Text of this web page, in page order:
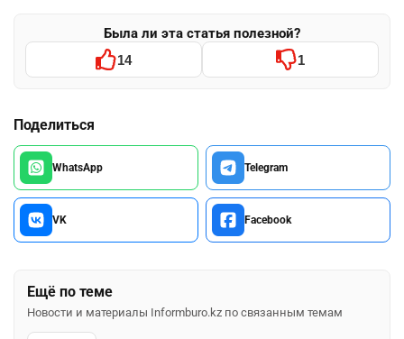
Была ли эта статья полезной?
14 1
Поделиться
WhatsApp Telegram
VK Facebook
Ещё по теме
Новости и материалы Informburo.kz по связанным темам